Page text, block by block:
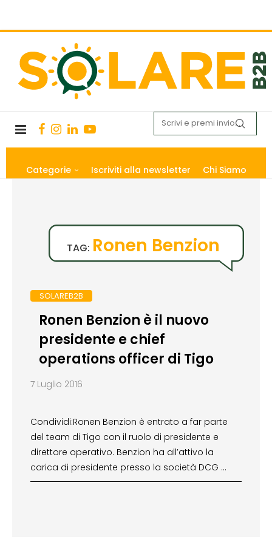
Categorie Iscriviti alla newsletter Chi Siamo
TAG: Ronen Benzion
SOLAREB2B
Ronen Benzion è il nuovo
presidente e chief
operations officer di Tigo
7 Luglio 2016
Condividi:Ronen Benzion è entrato a far parte
del team di Tigo con il ruolo di presidente e
direttore operativo. Benzion ha all’attivo la
carica di presidente presso la società DCG …